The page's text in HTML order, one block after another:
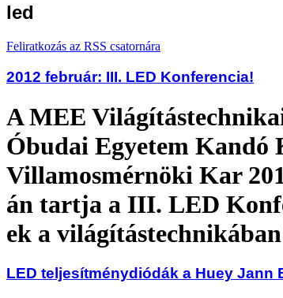
led
Feliratkozás az RSS csatornára
2012 február: III. LED Konferencia!
A MEE
Óbudai Egyetem Kandó
Villamosmérnöki Kar
án tartja a III. LED
ek a
LED teljesítménydiódák a Huey Jann